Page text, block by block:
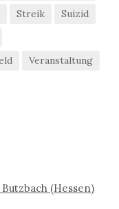
Streik
Suizid
Veranstaltung
(Hessen)